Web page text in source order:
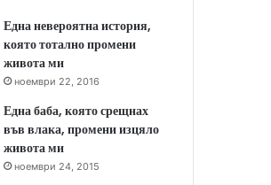
Една невероятна история,
която тотално промени
живота ми
ноември 22, 2016
Една баба, която срещнах
във влака, промени изцяло
живота ми
ноември 24, 2015